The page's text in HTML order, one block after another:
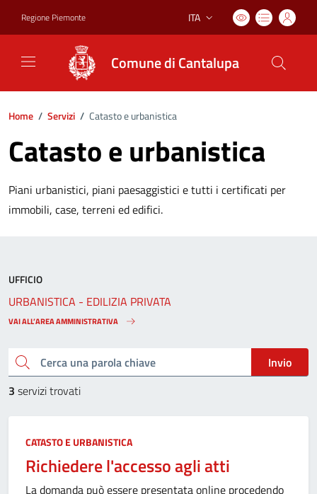
Regione Piemonte Lingua attiva:
ITA
Comune di Cantalupa
Home / Servizi / Catasto e urbanistica
Catasto e urbanistica
Piani urbanistici, piani paesaggistici e tutti i certificati per
immobili, case, terreni ed edifici.
Cerca una parola chiave
Invio
3 servizi trovati
CATASTO E URBANISTICA
Richiedere l'accesso agli atti
La domanda può essere presentata online procedendo
UFFICIO
URBANISTICA - EDILIZIA PRIVATA
VAI ALL’AREA AMMINISTRATIVA